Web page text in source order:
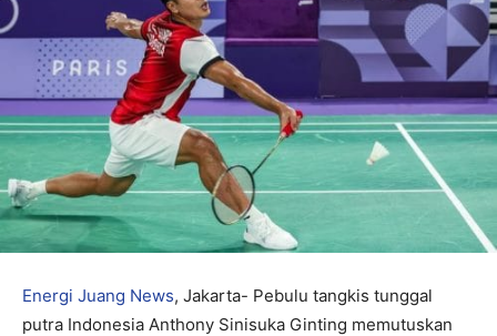
Energi Juang News, Jakarta- Pebulu tangkis tunggal
putra Indonesia Anthony Sinisuka Ginting memutuskan